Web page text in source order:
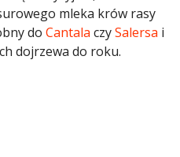
mleka krów rasy
do Cantala czySalersa i
dojrzewa do roku.